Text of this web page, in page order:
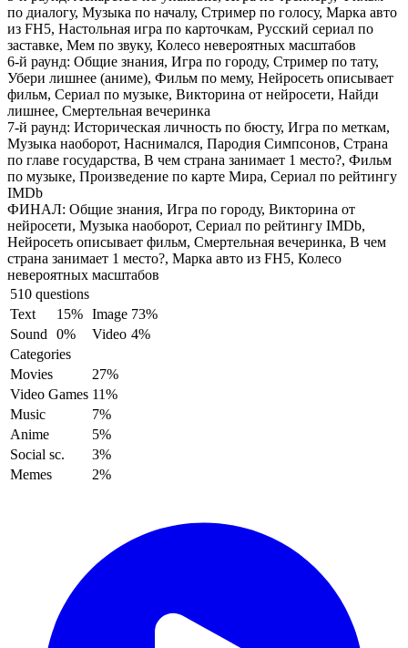
по диалогу, Музыка по началу, Стример по голосу, Марка авто
из FH5, Настольная игра по карточкам, Русский сериал по
заставке, Мем по звуку, Колесо невероятных масштабов
6-й раунд: Общие знания, Игра по городу, Стример по тату,
Убери лишнее (аниме), Фильм по мему, Нейросеть описывает
фильм, Сериал по музыке, Викторина от нейросети, Найди
лишнее, Смертельная вечеринка
7-й раунд: Историческая личность по бюсту, Игра по меткам,
Музыка наоборот, Наснимался, Пародия Симпсонов, Страна
по главе государства, В чем страна занимает 1 место?, Фильм
по музыке, Произведение по карте Мира, Сериал по рейтингу
IMDb
ФИНАЛ: Общие знания, Игра по городу, Викторина от
нейросети, Музыка наоборот, Сериал по рейтингу IMDb,
Нейросеть описывает фильм, Смертельная вечеринка, В чем
страна занимает 1 место?, Марка авто из FH5, Колесо
невероятных масштабов
510 questions
Text
15% Image 73%
Sound
0% Video 4%
Categories
Movies
27%
Video Games 11%
Music
7%
Anime
5%
Social sc.
3%
Memes
2%